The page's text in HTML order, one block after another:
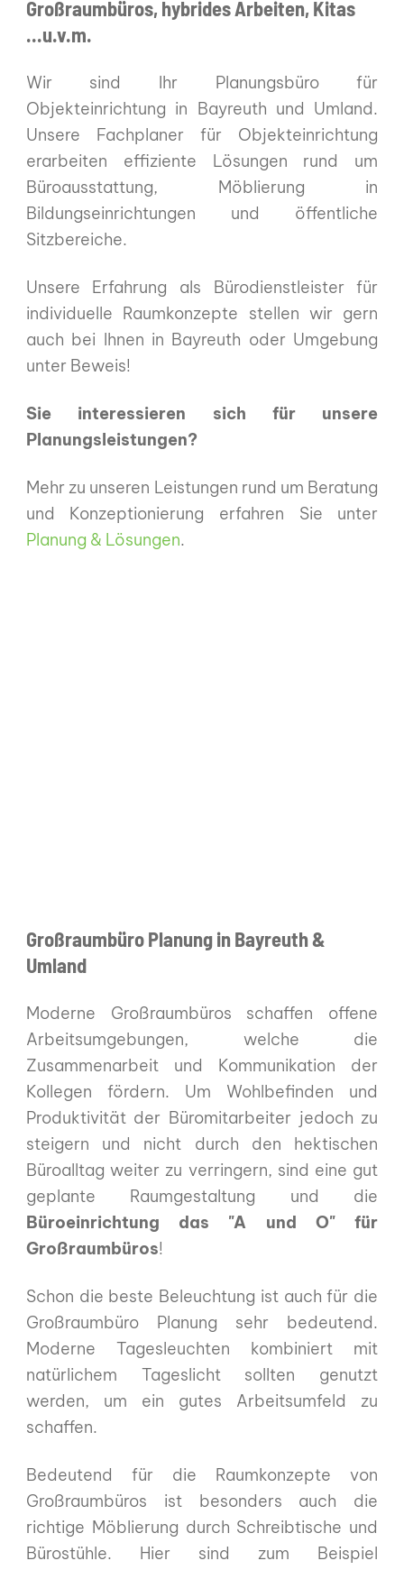
Großraumbüros, hybrides Arbeiten, Kitas
...u.v.m.
Wir sind Ihr Planungsbüro für
Objekteinrichtung in Bayreuth und Umland.
Unsere Fachplaner für Objekteinrichtung
erarbeiten effiziente Lösungen rund um
Büroausstattung, Möblierung in
Bildungseinrichtungen und öffentliche
Sitzbereiche.
Unsere Erfahrung als Bürodienstleister für
individuelle Raumkonzepte stellen wir gern
auch bei Ihnen in Bayreuth oder Umgebung
unter Beweis!
Sie interessieren sich für unsere
Planungsleistungen?
Mehr zu unseren Leistungen rund um Beratung
und Konzeptionierung erfahren Sie unter
Planung & Lösungen.
Großraumbüro Planung in Bayreuth &
Umland
Moderne Großraumbüros schaffen offene
Arbeitsumgebungen, welche die
Zusammenarbeit und Kommunikation der
Kollegen fördern. Um Wohlbefinden und
Produktivität der Büromitarbeiter jedoch zu
steigern und nicht durch den hektischen
Büroalltag weiter zu verringern, sind eine gut
geplante Raumgestaltung und die
Büroeinrichtung das "A und O" für
Großraumbüros!
Schon die beste Beleuchtung ist auch für die
Großraumbüro Planung sehr bedeutend.
Moderne Tagesleuchten kombiniert mit
natürlichem Tageslicht sollten genutzt
werden, um ein gutes Arbeitsumfeld zu
schaffen.
Bedeutend für die Raumkonzepte von
Großraumbüros ist besonders auch die
richtige Möblierung durch Schreibtische und
Bürostühle. Hier sind zum Beispiel